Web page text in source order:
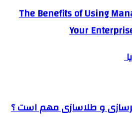
The Benefits of Using
Your
و طلاسازی مهم است ؟